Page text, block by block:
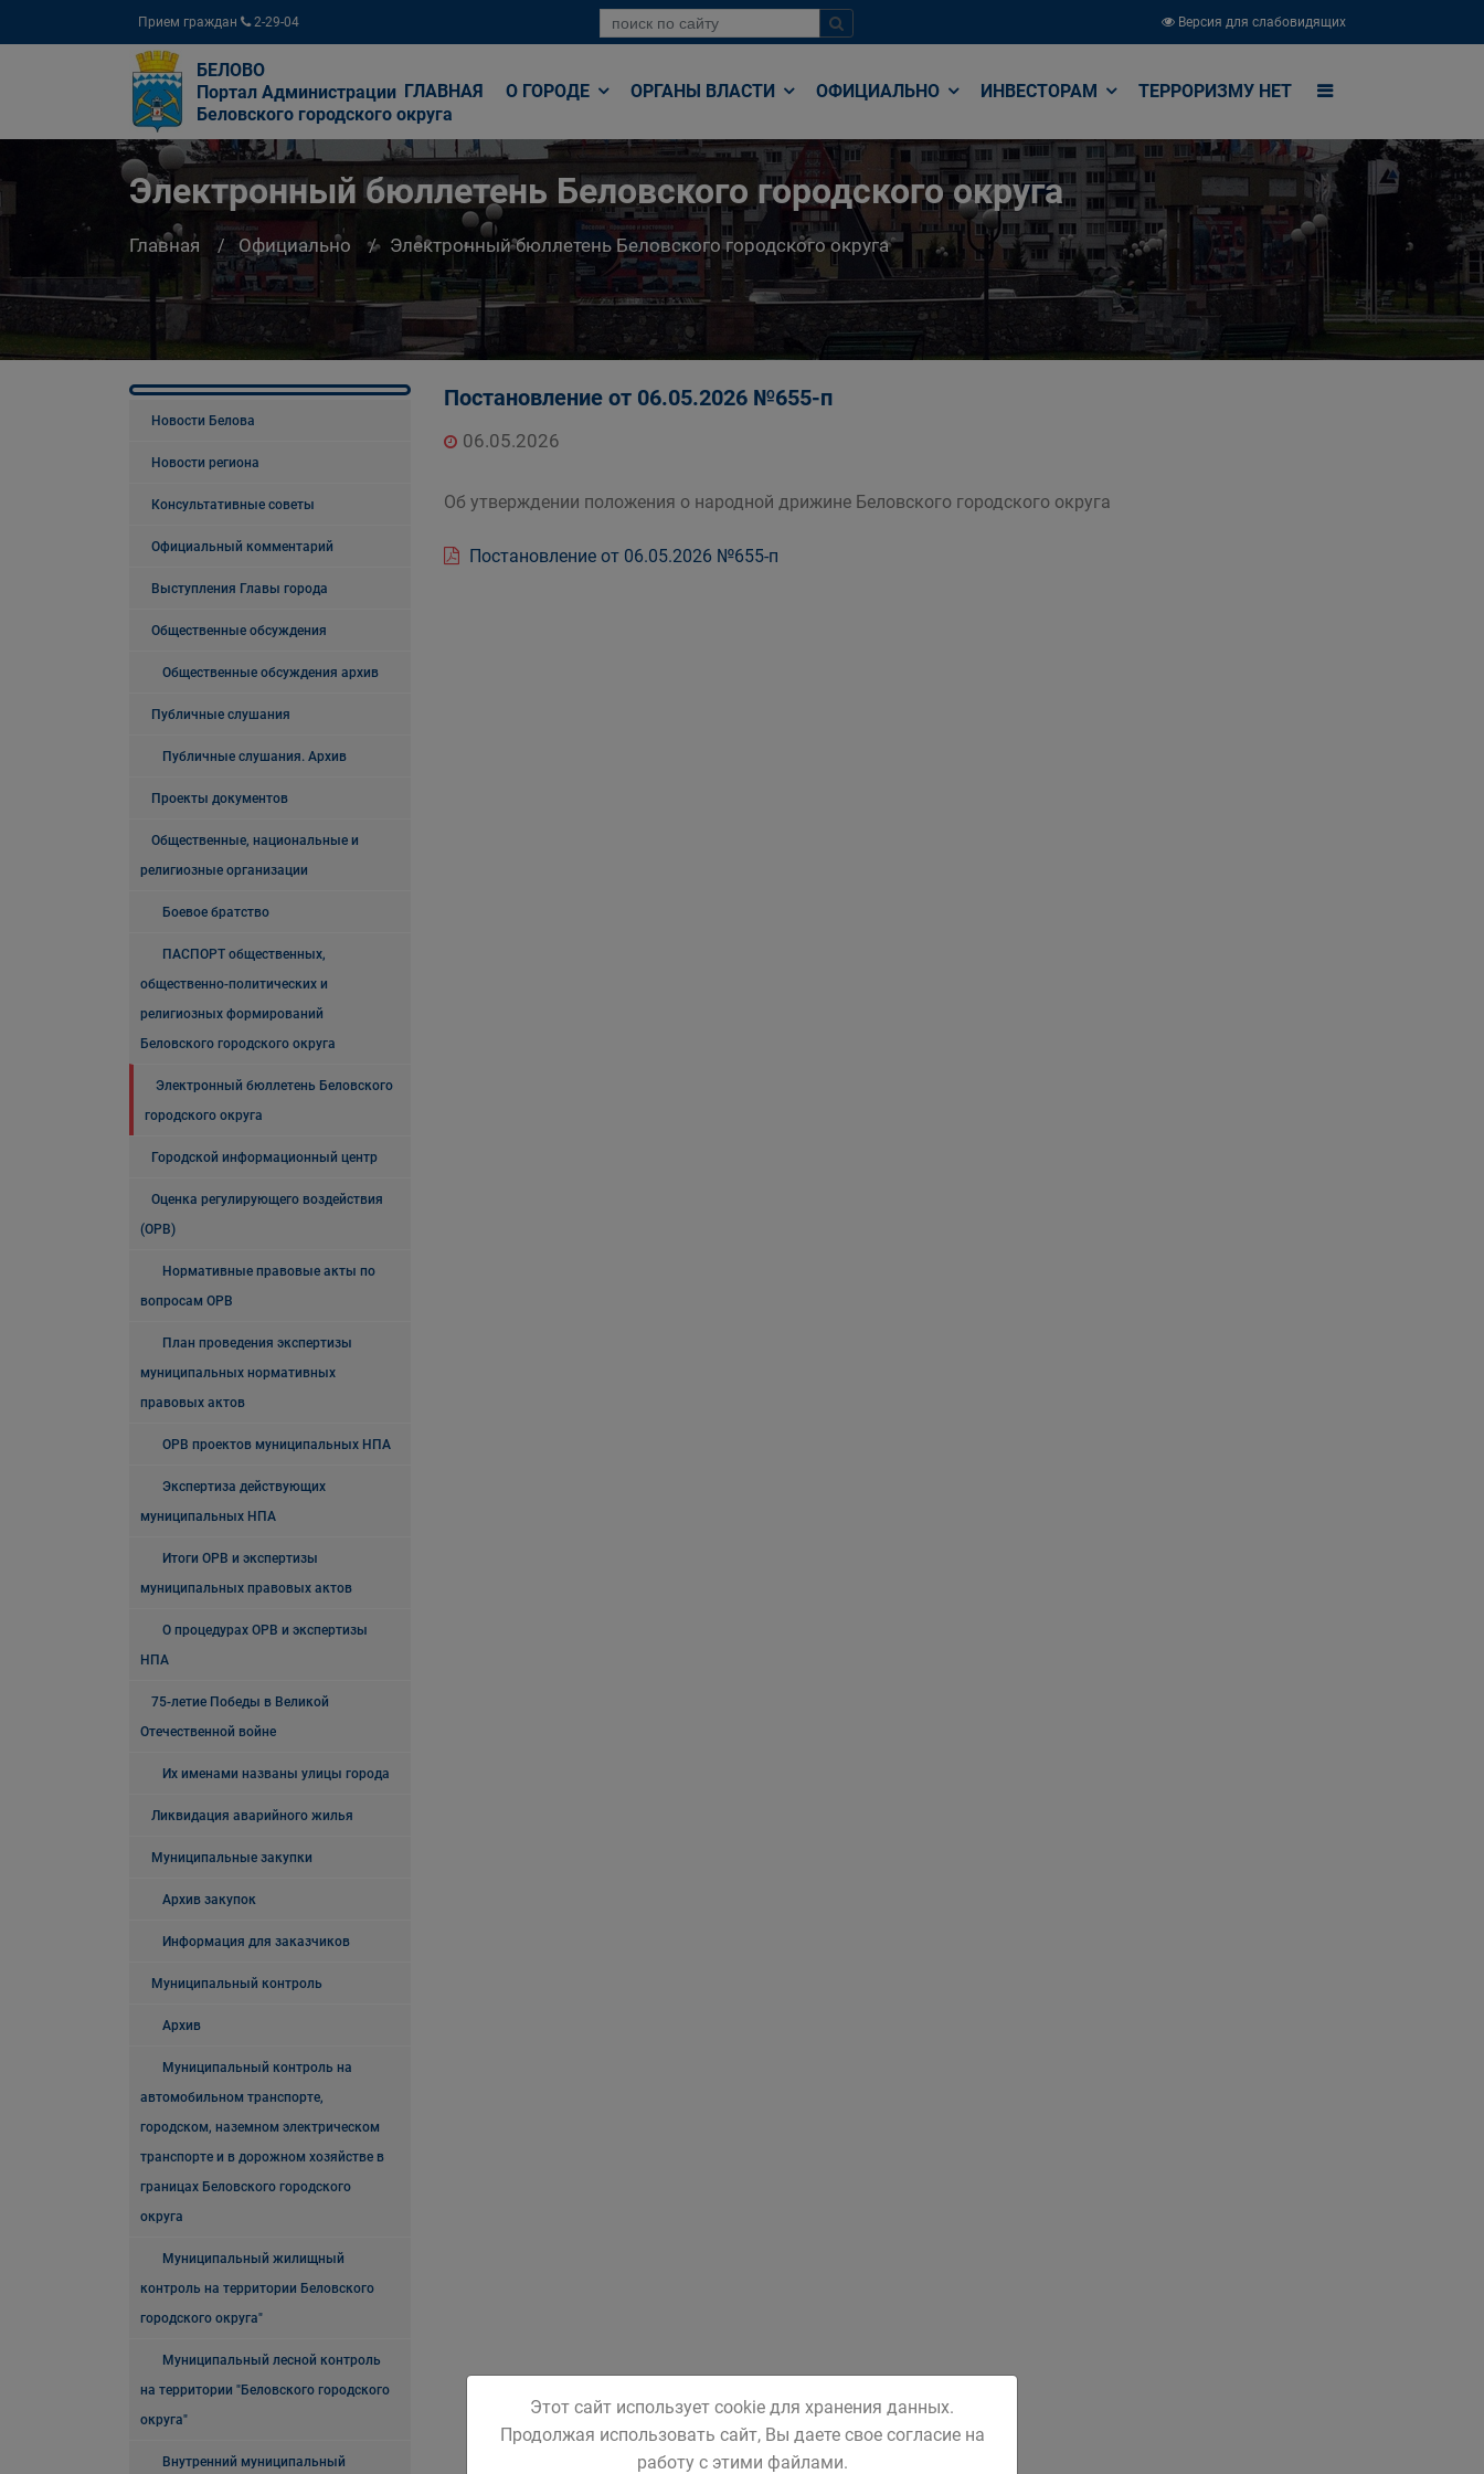
Прием граждан 2-29-04 Версия для слабовидящих
БЕЛОВО
Портал Администрации
Беловского городского округа
ГЛАВНАЯ О ГОРОДЕ ОРГАНЫ ВЛАСТИ ОФИЦИАЛЬНО ИНВЕСТОРАМ ТЕРРОРИЗМУ НЕТ
Электронный бюллетень Беловского городского округа
Главная Официально Электронный бюллетень Беловского городского округа
Новости Белова
Новости региона
Консультативные советы
Официальный комментарий
Выступления Главы города
Общественные обсуждения
Общественные обсуждения архив
Публичные слушания
Публичные слушания. Архив
Проекты документов
Общественные, национальные и
религиозные организации
Боевое братство
ПАСПОРТ общественных,
общественно-политических и
религиозных формирований
Беловского городского округа
Электронный бюллетень Беловского
городского округа
Городской информационный центр
Оценка регулирующего воздействия
(ОРВ)
Нормативные правовые акты по
вопросам ОРВ
План проведения экспертизы
муниципальных нормативных
правовых актов
ОРВ проектов муниципальных НПА
Экспертиза действующих
муниципальных НПА
Итоги ОРВ и экспертизы
муниципальных правовых актов
О процедурах ОРВ и экспертизы
НПА
75-летие Победы в Великой
Отечественной войне
Их именами названы улицы города
Ликвидация аварийного жилья
Муниципальные закупки
Архив закупок
Информация для заказчиков
Муниципальный контроль
Архив
Муниципальный контроль на
автомобильном транспорте,
городском, наземном электрическом
транспорте и в дорожном хозяйстве в
границах Беловского городского
округа
Муниципальный жилищный
контроль на территории Беловского
городского округа"
Муниципальный лесной контроль
на территории "Беловского городского
округа"
Внутренний муниципальный
Постановление от 06.05.2026 №655-п
06.05.2026
Об утверждении положения о народной дрижине Беловского городского округа
Постановление от 06.05.2026 №655-п
Этот сайт использует cookie для хранения данных.
Продолжая использовать сайт, Вы даете свое согласие на
работу с этими файлами.